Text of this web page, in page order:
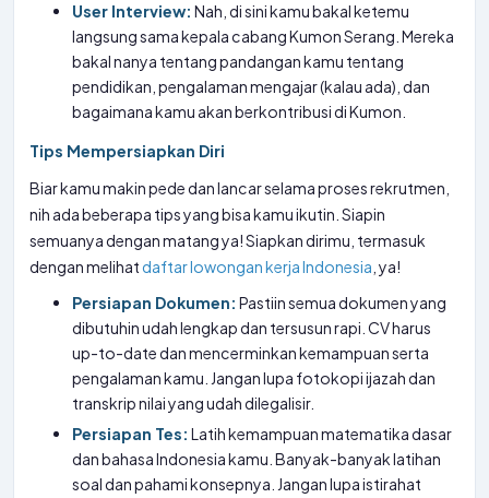
User Interview: Nah, di sini kamu bakal ketemu
langsung sama kepala cabang Kumon Serang. Mereka
bakal nanya tentang pandangan kamu tentang
pendidikan, pengalaman mengajar (kalau ada), dan
bagaimana kamu akan berkontribusi di Kumon.
Tips Mempersiapkan Diri
Biar kamu makin pede dan lancar selama proses rekrutmen,
nih ada beberapa tips yang bisa kamu ikutin. Siapin
semuanya dengan matang ya! Siapkan dirimu, termasuk
dengan melihat daftar lowongan kerja Indonesia , ya!
Persiapan Dokumen: Pastiin semua dokumen yang
dibutuhin udah lengkap dan tersusun rapi. CV harus
up-to-date dan mencerminkan kemampuan serta
pengalaman kamu. Jangan lupa fotokopi ijazah dan
transkrip nilai yang udah dilegalisir.
Persiapan Tes: Latih kemampuan matematika dasar
dan bahasa Indonesia kamu. Banyak-banyak latihan
soal dan pahami konsepnya. Jangan lupa istirahat